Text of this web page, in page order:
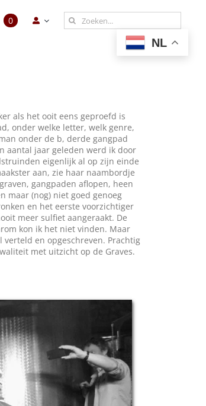
0
Zoeken
naar:
NL
als het ooit eens geproefd is
onder welke letter, welk genre,
onder de b, derde gangpad
aantal jaar geleden werd ik door
eigenlijk al op zijn einde
aan, zie haar naambordje
gangpaden aflopen, heen
maar (nog) niet goed genoeg
en het eerste voorzichtiger
meer sulfiet aangeraakt. De
kon ik het niet vinden. Maar
en opgeschreven. Prachtig
met uitzicht op de Graves.